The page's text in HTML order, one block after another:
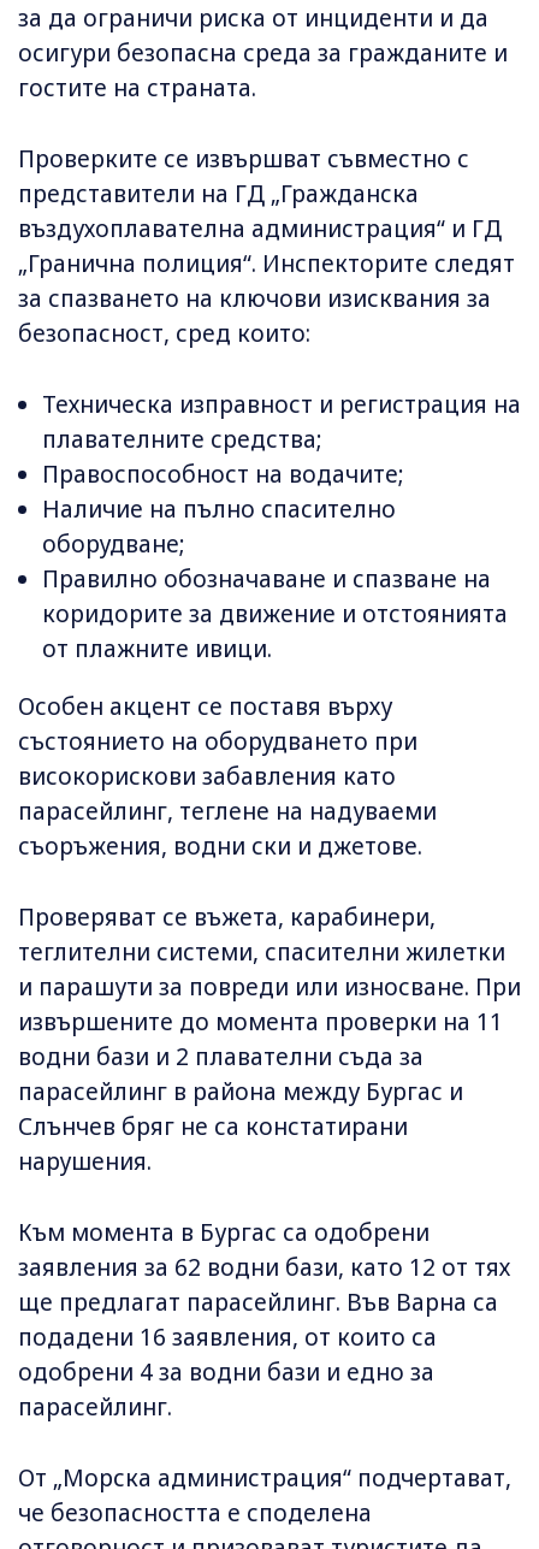
за да ограничи риска от инциденти и да
осигури безопасна среда за гражданите и
гостите на страната.
Проверките се извършват съвместно с
представители на ГД „Гражданска
въздухоплавателна администрация“ и ГД
„Гранична полиция“. Инспекторите следят
за спазването на ключови изисквания за
безопасност, сред които:
Техническа изправност и регистрация на
плавателните средства;
Правоспособност на водачите;
Наличие на пълно спасително
оборудване;
Правилно обозначаване и спазване на
коридорите за движение и отстоянията
от плажните ивици.
Особен акцент се поставя върху
състоянието на оборудването при
високорискови забавления като
парасейлинг, теглене на надуваеми
съоръжения, водни ски и джетове.
Проверяват се въжета, карабинери,
теглителни системи, спасителни жилетки
и парашути за повреди или износване. При
извършените до момента проверки на 11
водни бази и 2 плавателни съда за
парасейлинг в района между Бургас и
Слънчев бряг не са констатирани
нарушения.
Към момента в Бургас са одобрени
заявления за 62 водни бази, като 12 от тях
ще предлагат парасейлинг. Във Варна са
подадени 16 заявления, от които са
одобрени 4 за водни бази и едно за
парасейлинг.
От „Морска администрация“ подчертават,
че безопасността е споделена